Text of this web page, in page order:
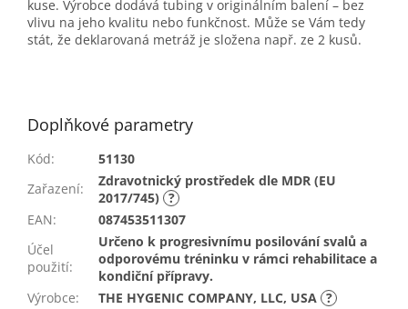
kuse. Výrobce dodává tubing v originálním balení – bez
vlivu na jeho kvalitu nebo funkčnost. Může se Vám tedy
stát, že deklarovaná metráž je složena např. ze 2 kusů.
Doplňkové parametry
Kód:
51130
Zařazení:
Zdravotnický prostředek dle MDR (EU
2017/745) ?
EAN:
087453511307
Účel
použití:
Určeno k progresivnímu posilování svalů a
odporovému tréninku v rámci rehabilitace a
kondiční přípravy.
Výrobce: THE HYGENIC COMPANY, LLC, USA ?